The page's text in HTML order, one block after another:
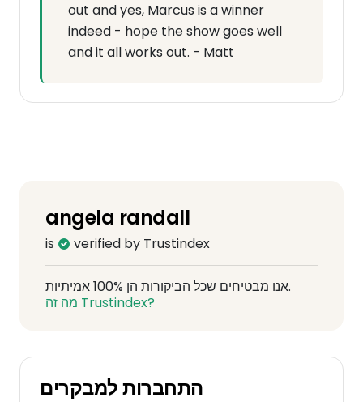
out and yes, Marcus is a winner
indeed - hope the show goes well
and it all works out. - Matt
angela randall
is verified by Trustindex
אנו מבטיחים שכל הביקורות הן 100% אמיתיות.
מה זה Trustindex?
התחברות למבקרים